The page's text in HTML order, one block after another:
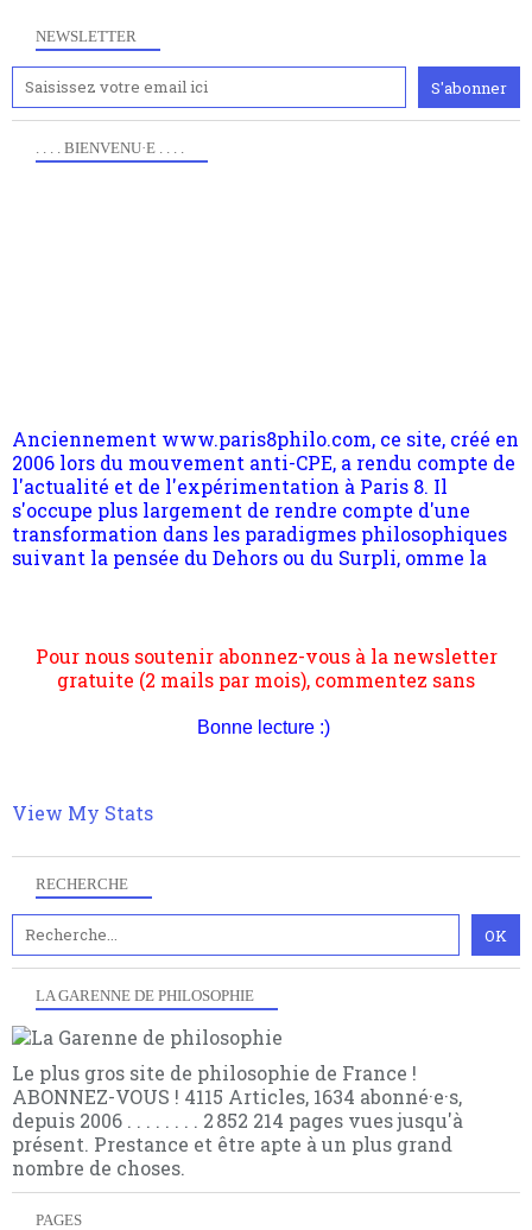
NEWSLETTER
RECHERCHE
LA GARENNE DE PHILOSOPHIE
Le plus gros site de philosophie de France !
ABONNEZ-VOUS ! 4115 Articles, 1634 abonné·e·s,
depuis 2006 . . . . . . . . 2 852 214 pages vues jusqu'à
présent. Prestance et être apte à un plus grand
nombre de choses.
PAGES
. . . . BIENVENU·E . . . .
s'occupe plus largement de rendre compte d'une
transformation dans les paradigmes philosophiques
suivant la pensée du Dehors ou du Surpli, omme la
nomme les métaphysiciens classique. Nous avons
quant à nous déjà basculé d'emblée dans la modernité
quantique, résolvant la plupart des impasses
philosophique du WWe siècle. Cette pensée hors
articles pour être apte à un plus grand nombre de
choses.
vous le pouvez faîtes des liens depuis votre site.
Bonne lecture :)
View My Stats